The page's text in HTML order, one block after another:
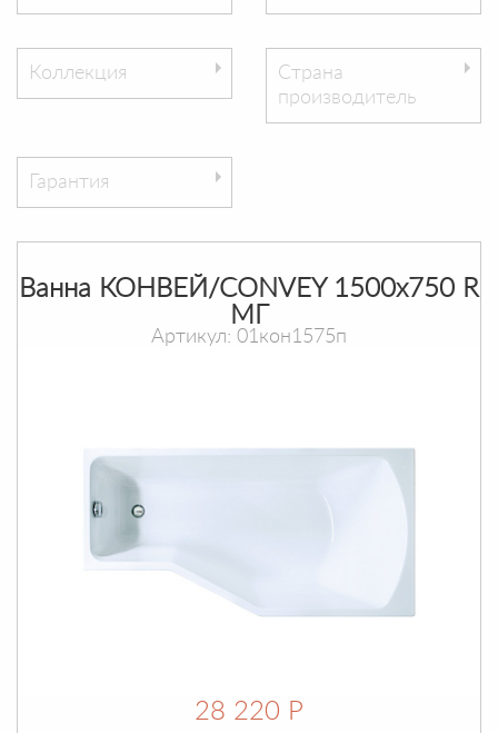
Коллекция
Страна
производитель
Гарантия
Ванна КОНВЕЙ/CONVEY 1500х750 R
МГ
Артикул: 01кон1575п
28 220 Р